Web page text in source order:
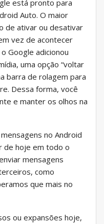
está pronto para
Auto. O maior
de ativar ou desativar
vez de acontecer
Google adicionou
uma opção “voltar
barra de rolagem para
Dessa forma, você
e manter os olhos na
no Android
de hoje em todo o
mensagens
como
que mais no
ou expansões hoje,